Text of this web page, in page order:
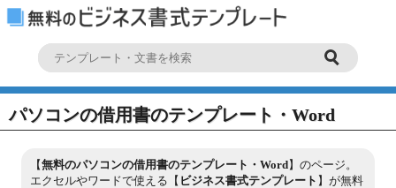
パソコンの借用書のテンプレート・Word
【無料のパソコンの借用書のテンプレート・Word】のページ。
エクセルやワードで使える【 ビジネス書式テンプレート 】が無料